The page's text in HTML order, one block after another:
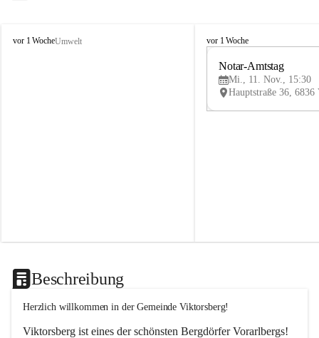
V
vor 1 WocheUmwelt
V
vor 1 Woche
Notar-Amtstag
Mi., 11. Nov., 15:30
Beschreibung
Herzlich willkommen in der Gemeinde Viktorsberg!
Viktorsberg ist eines der schönsten Bergdörfer Vorarlbergs!